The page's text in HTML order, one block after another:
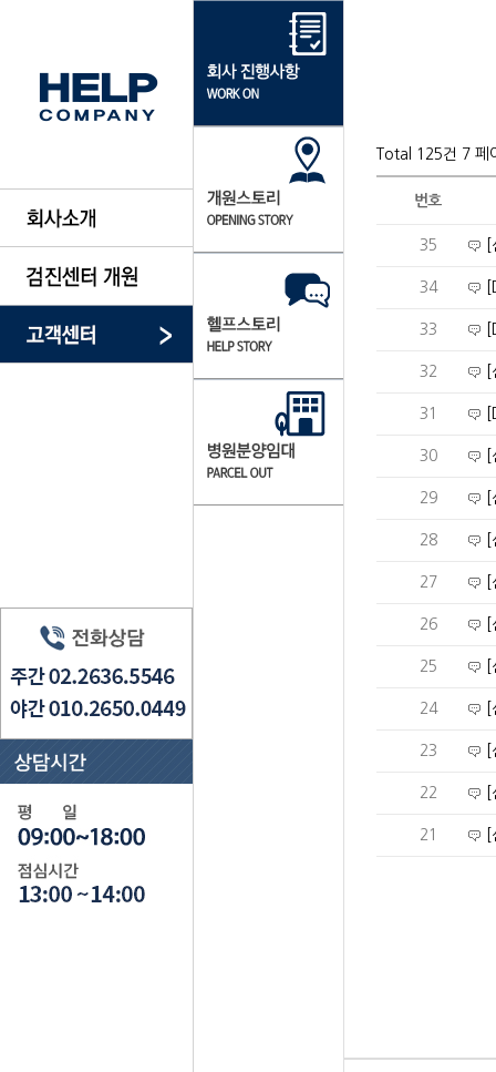
Total 125건 7 페
번호
35
34
33
32
31
30
29
28
27
26
25
24
23
22
21